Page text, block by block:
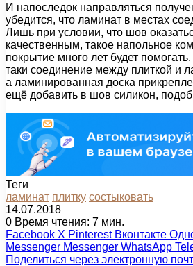
И напоследок направляться
убедится, что ламинат в местах
Лишь при условии, что шов
качественным, такое напольное
покрытие много лет будет
таки соединение между плиткой и
а ламинированная доска
ещё добавить в шов силикон,
Теги
ламинат плитку состыковать
14.07.2018
0 Время чтения: 7 мин.
Facebook X Pinterest Вконтакте
Messenger Messenger WhatsApp
Поделиться через электронную